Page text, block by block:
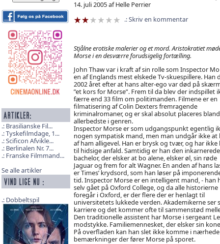
Brasilianske Fil...
Tyskefilmdage, 1...
Scificon Afvikle...
Berlinalen Nr. 7...
Franske Filmmand...
Se alle artikler
Dobbeltspil
14. juli 2005 af Helle Perrier
Skriv en kommentar
Stjålne erotiske malerier og et mord. Aristokratiet
Morse i en desværre forudsigelig fortælling.
John Thaw var i kraft af sin rolle som Inspector
en af Englands mest elskede Tv-skuespillere. Han
2002 året efter at hans alter-ego var død på
”et kors for Morse”. Frem til da blev der indspillet
færre end 33 film om politimanden. Filmene er en
filmatisering af Colin Dexters fremragende
kriminalromaner, og er skal absolut placeres
allerbedste i genren.
Inspector Morse er som udgangspunkt egentlig
nogen sympatisk mand, men man undgår ikke at
af ham alligevel. Han er brysk og tvær, og har ikke
til hidsige anfald. Samtidig er han den inkarnerede
bachelor, der elsker at bo alene, elsker øl, sin røde
Jaguar og frem for alt Wagner. En anden af hans
er Times’ krydsord, som han løser på
tid. Inspector Morse er en intelligent mand, - han
selv gået på Oxford College, og da alle historierne
foregår i Oxford, er der flere der er henlagt til
universitetets lukkede verden. Akademikerne
karriere og det kommer ofte til sammenstød
Den traditionelle assistent har Morse i sergeant
modstykke. Familiemennesket, der elsker sin
På overfladen kan han slet ikke komme i
bemærkninger der fører Morse på sporet.